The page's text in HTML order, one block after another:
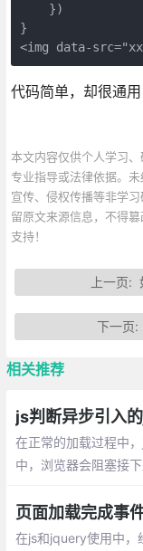
    })
}
<img data-
代码简单，却很通
本文内容仅供个人学习、
专业指导或法律依据。
宣传、侵权传播等非学
留原文来源信息，不得
支持！
上一页:
下一页:
相关推荐
js判断异步引入
在正常的加载过程中
中，浏览器会阻塞接
s文件里的东西
页面加载完成事
在js和jquery使用中，